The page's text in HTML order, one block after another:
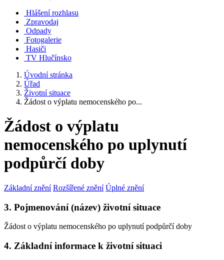
Hlášení rozhlasu
Zpravodaj
Odpady
Fotogalerie
Hasiči
TV Hlučínsko
Úvodní stránka
Úřad
Životní situace
Žádost o výplatu nemocenského po...
Žádost o výplatu
nemocenského po uplynutí
podpůrčí doby
Základní znění Rozšířené znění Úplné znění
3. Pojmenování (název) životní situace
Žádost o výplatu nemocenského po uplynutí podpůrčí doby
4. Základní informace k životní situaci